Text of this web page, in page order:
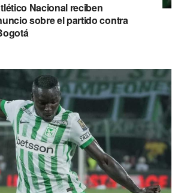
Nacional reciben
sobre el partido contra